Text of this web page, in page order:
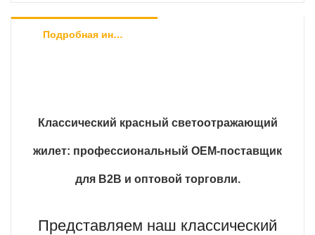
Подробная информация о товаре
Классический красный светоотражающий
жилет: профессиональный OEM-поставщик
для B2B и оптовой торговли.
Представляем наш классический